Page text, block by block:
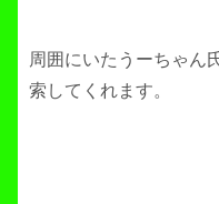
周囲にいたうーちゃん
索してくれます。